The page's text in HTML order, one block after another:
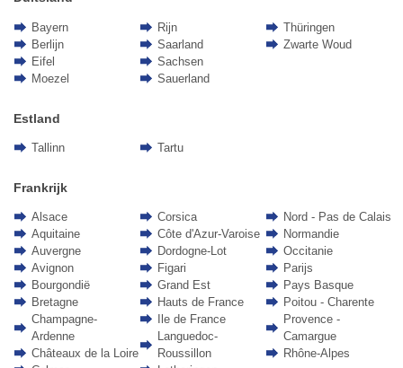
Bayern
Berlijn
Eifel
Moezel
Rijn
Saarland
Sachsen
Sauerland
Thüringen
Zwarte Woud
Estland
Tallinn Tartu
Frankrijk
Alsace
Aquitaine
Auvergne
Avignon
Bourgondië
Bretagne
Champagne-
Ardenne
Châteaux de la Loire
Corsica
Côte d'Azur-Varoise
Dordogne-Lot
Figari
Grand Est
Hauts de France
Ile de France
Languedoc-
Roussillon
Nord - Pas de Calais
Normandie
Occitanie
Parijs
Pays Basque
Poitou - Charente
Provence -
Camargue
Rhône-Alpes